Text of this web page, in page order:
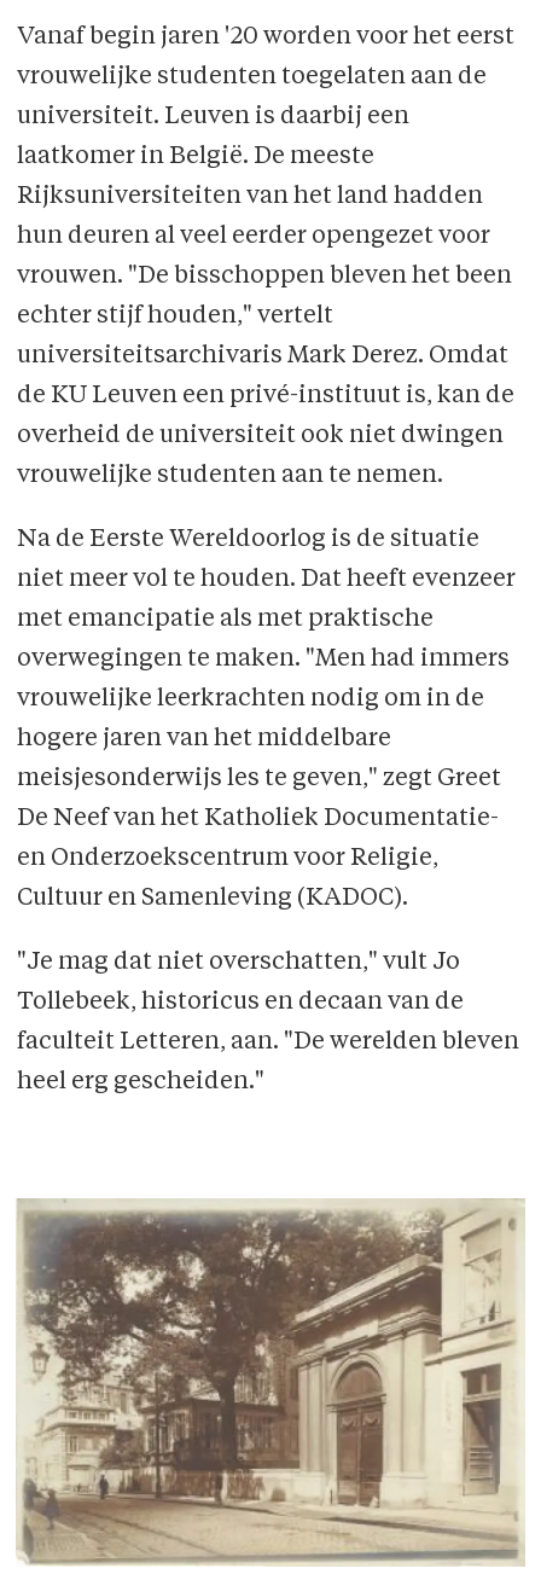
Vanaf begin jaren '20 worden voor het eerst
vrouwelijke studenten toegelaten aan de
universiteit. Leuven is daarbij een
laatkomer in België. De meeste
Rijksuniversiteiten van het land hadden
hun deuren al veel eerder opengezet voor
vrouwen. "De bisschoppen bleven het been
echter stijf houden," vertelt
universiteitsarchivaris Mark Derez. Omdat
de KU Leuven een privé-instituut is, kan de
overheid de universiteit ook niet dwingen
vrouwelijke studenten aan te nemen.
Na de Eerste Wereldoorlog is de situatie
niet meer vol te houden. Dat heeft evenzeer
met emancipatie als met praktische
overwegingen te maken. "Men had immers
vrouwelijke leerkrachten nodig om in de
hogere jaren van het middelbare
meisjesonderwijs les te geven," zegt Greet
De Neef van het Katholiek Documentatie-
en Onderzoekscentrum voor Religie,
Cultuur en Samenleving (KADOC).
"Je mag dat niet overschatten," vult Jo
Tollebeek, historicus en decaan van de
faculteit Letteren, aan. "De werelden bleven
heel erg gescheiden."